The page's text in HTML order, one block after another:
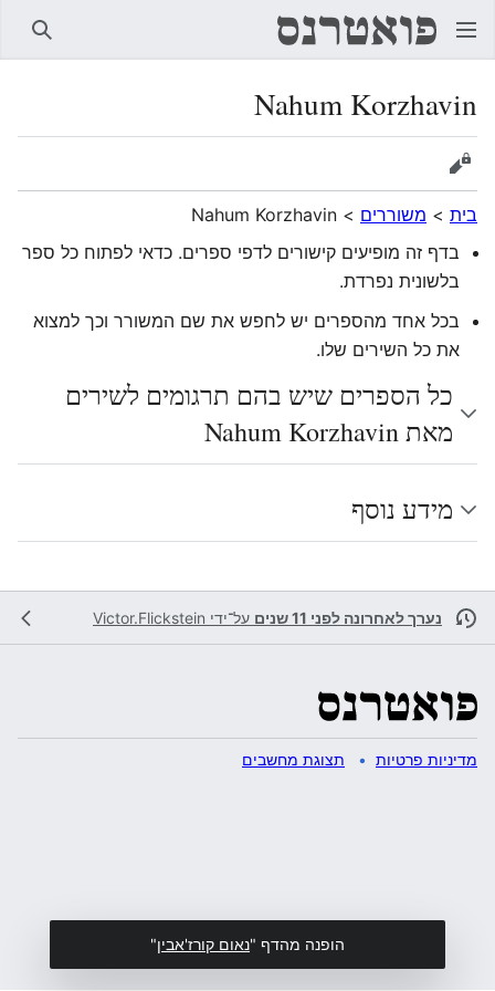
Nahum Korzhavin
הצגת מקור
בית > משוררים >
Nahum Korzhavin
בדף זה מופיעים קישורים לדפי ספרים. כדאי לפתוח כל ספר
בלשונית נפרדת.
בכל אחד מהספרים יש לחפש את שם המשורר וכך למצוא
את כל השירים שלו.
כל הספרים שיש בהם תרגומים לשירים
מאת Nahum Korzhavin
מידע נוסף
נערך לאחרונה לפני 11 שנים על־ידי Victor.Flickstein
מדיניות פרטיות תצוגת מחשבים
הופנה מהדף "נאום קורז'אבין"